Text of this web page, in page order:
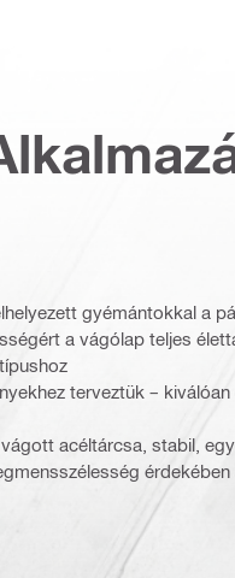
gyémántokkal a
a vágólap teljes
terveztük –
acéltárcsa, stabil,